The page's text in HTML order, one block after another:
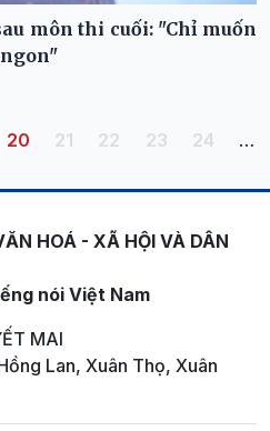
môn thi cuối: "Chỉ muốn
Trang hiện thời
20 Trang
21 Trang
22 Trang
23 Trang
24 …
HOÁ - XÃ HỘI VÀ DÂN
nói Việt Nam
MAI
Lan, Xuân Thọ, Xuân